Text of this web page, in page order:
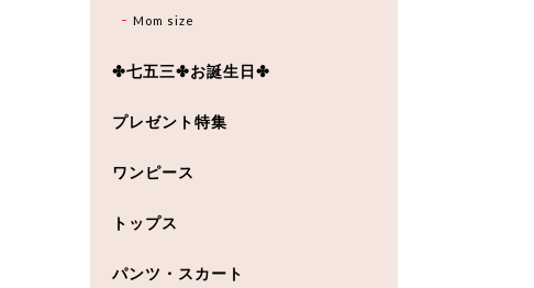
Mom size
✤七五三✤お誕生日✤
プレゼント特集
ワンピース
トップス
パンツ・スカート